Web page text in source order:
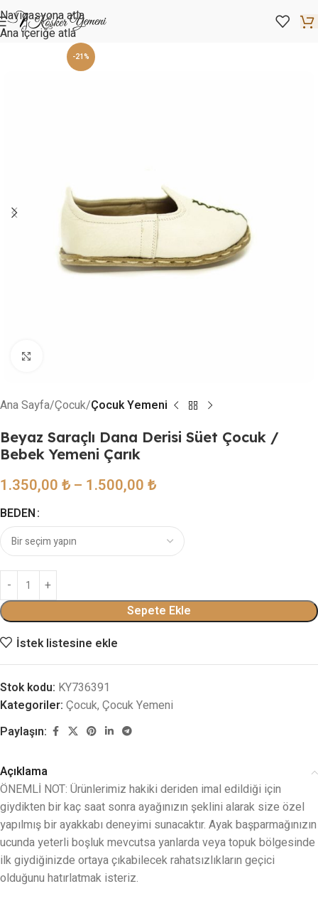
Navigasyona atla
Ana içeriğe atla
-21%
Ana Sayfa Çocuk Çocuk Yemeni
Beyaz Saraçlı Dana Derisi Süet Çocuk /
Bebek Yemeni Çarık
1.350,00₺– 1.500,00₺
BEDEN
Sepete Ekle
İstek listesine ekle
Stok kodu: KY736391
Kategoriler: Çocuk, Çocuk Yemeni
Paylaşın:
Açıklama
ÖNEMLİ NOT: Ürünlerimiz hakiki deriden imal edildiği için
giydikten bir kaç saat sonra ayağınızın şeklini alarak size özel
yapılmış bir ayakkabı deneyimi sunacaktır. Ayak başparmağınızın
ucunda yeterli boşluk mevcutsa yanlarda veya topuk bölgesinde
ilk giydiğinizde ortaya çıkabilecek rahatsızlıkların geçici
olduğunu hatırlatmak isteriz.